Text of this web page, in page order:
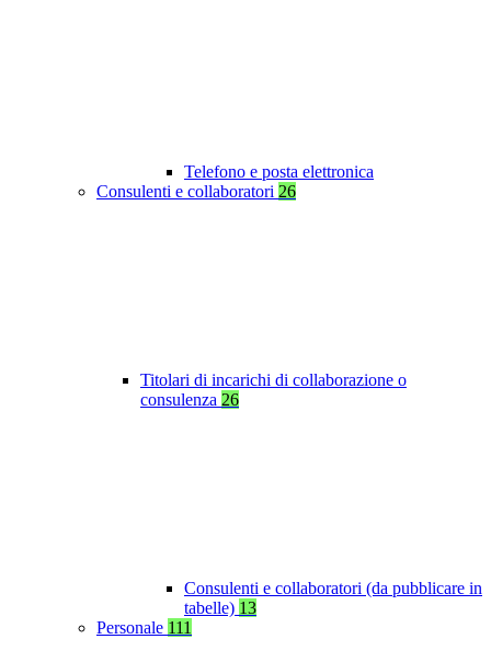
Telefono e posta elettronica
Consulenti e collaboratori 26
Titolari di incarichi di collaborazione o
consulenza 26
Consulenti e collaboratori (da pubblicare in
tabelle) 13
Personale 111